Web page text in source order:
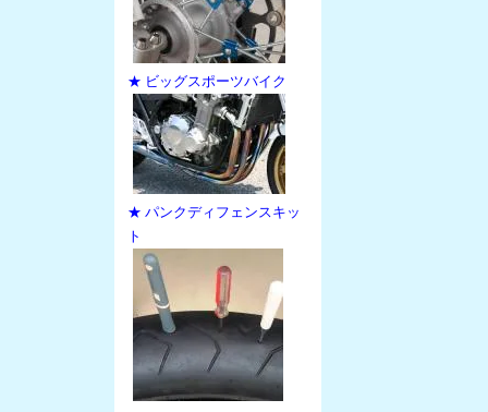
★ ビッグスポーツバイク
★ パンクディフェンスキッ
ト